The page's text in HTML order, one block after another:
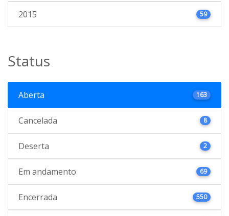
2015 59
Status
Aberta 163
Cancelada 8
Deserta 2
Em andamento 69
Encerrada 550